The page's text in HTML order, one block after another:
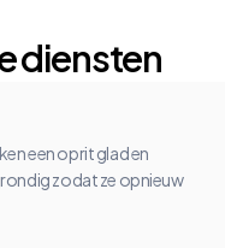
diensten
een oprit glad en
zodat ze opnieuw